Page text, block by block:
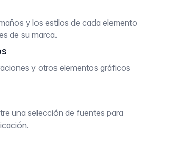
y los estilos de cada elemento
de su marca.
y otros elementos gráficos
una selección de fuentes para